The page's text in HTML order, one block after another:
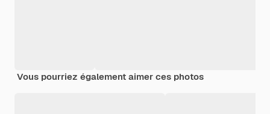
Vous pourriez également aimer ces photos